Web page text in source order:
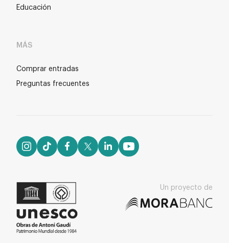
Educación
MÁS
Comprar entradas
Preguntas frecuentes
Un proyecto de